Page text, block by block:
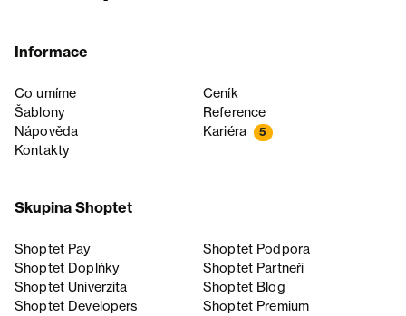
Informace
Co umíme
Ceník
Šablony
Reference
Nápověda
Kariéra 5
Kontakty
Skupina Shoptet
Shoptet Pay
Shoptet Podpora
Shoptet Doplňky
Shoptet Partneři
Shoptet Univerzita
Shoptet Blog
Shoptet Developers
Shoptet Premium